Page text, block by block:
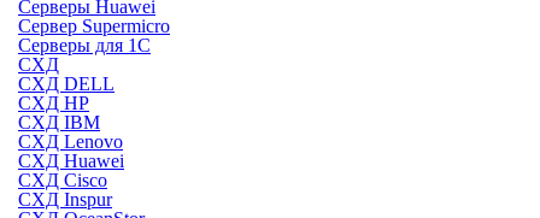
Серверы Huawei
Сервер Supermicro
Серверы для 1C
СХД
СХД DELL
СХД HP
СХД IBM
СХД Lenovo
СХД Huawei
СХД Cisco
СХД Inspur